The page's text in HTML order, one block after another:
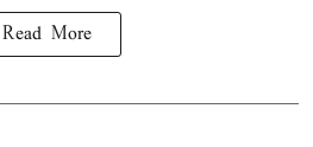
Read More